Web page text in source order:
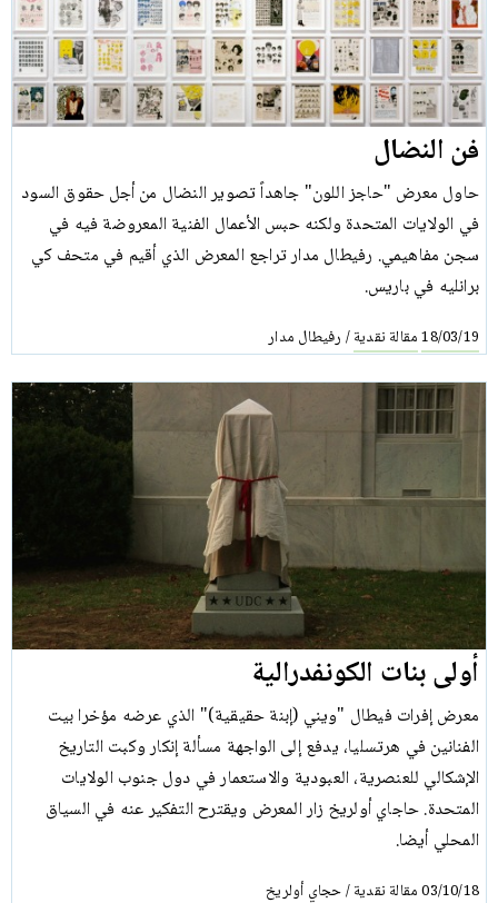
فن النضال
حاول معرض "حاجز اللون" جاهداً تصوير النضال من أجل حقوق السود
في الولايات المتحدة ولكنه حبس الأعمال الفنية المعروضة فيه في
سجن مفاهيمي. رفيطال مدار تراجع المعرض الذي أقيم في متحف كي
برانليه في باريس.
18/03/19مقالة نقدية/ رفيطال مدار
أولى بنات الكونفدرالية
معرض إفرات فيطال "ويني (إبنة حقيقية)" الذي عرضه مؤخرا بيت
الفنانين في هرتسليا، يدفع إلى الواجهة مسألة إنكار وكبت التاريخ
الإشكالي للعنصرية، العبودية والاستعمار في دول جنوب الولايات
المتحدة. حاجاي أولريخ زار المعرض ويقترح التفكير عنه في السياق
المحلي أيضا.
03/10/18مقالة نقدية/حجاي أولريخ